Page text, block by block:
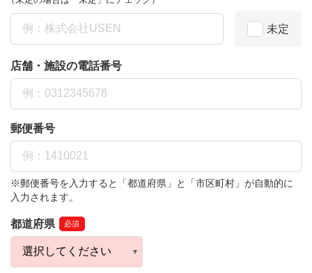
未定
店舗・施設の電話番号
郵便番号
※郵便番号を入力すると「都道府県」と「市区町村」が自動的に
入力されます。
都道府県 必須